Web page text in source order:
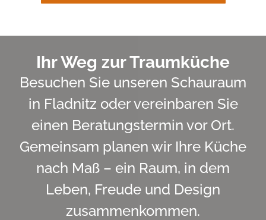
Ihr Weg zur Traumküche
Besuchen Sie unseren Schauraum
in Fladnitz oder vereinbaren Sie
einen Beratungstermin vor Ort.
Gemeinsam planen wir Ihre Küche
nach Maß – ein Raum, in dem
Leben, Freude und Design
zusammenkommen.